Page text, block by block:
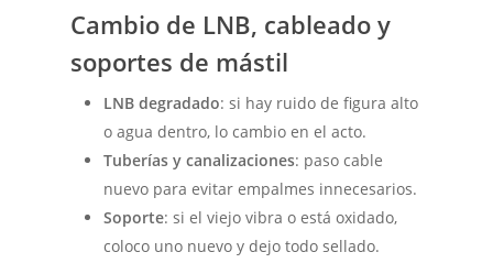
Cambio de LNB, cableado y
soportes de mástil
LNB degradado: si hay ruido de figura alto
o agua dentro, lo cambio en el acto.
Tuberías y canalizaciones: paso cable
nuevo para evitar empalmes innecesarios.
Soporte: si el viejo vibra o está oxidado,
coloco uno nuevo y dejo todo sellado.